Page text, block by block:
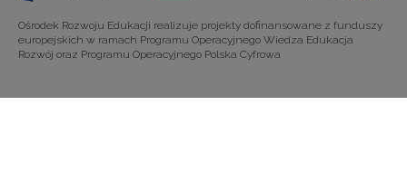
Ośrodek Rozwoju Edukacji realizuje projekty dofinansowane z funduszy
europejskich w ramach Programu Operacyjnego Wiedza Edukacja
Rozwój oraz Programu Operacyjnego Polska Cyfrowa